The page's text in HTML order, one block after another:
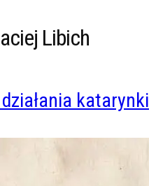
Libich
katarynki